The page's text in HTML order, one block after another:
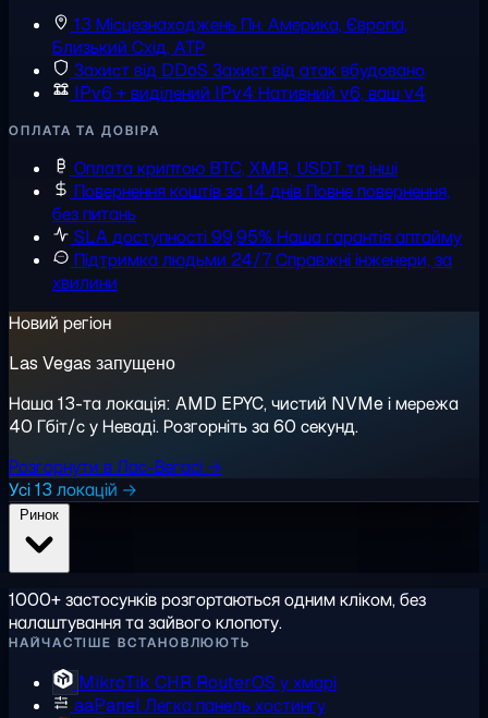
13 Місцезнаходжень Пн. Америка, Європа,
Близький Схід, АТР
Захист від DDoS Захист від атак вбудовано
IPv6 + виділений IPv4 Нативний v6, ваш v4
ОПЛАТА ТА ДОВІРА
Оплата криптою BTC, XMR, USDT та інші
Повернення коштів за 14 днів Повне повернення,
без питань
SLA доступності 99,95% Наша гарантія аптайму
Підтримка людьми 24/7Справжні інженери, за
хвилини
Новий регіон
Las Vegas запущено
Наша 13-та локація: AMD EPYC, чистий NVMe і мережа
40 Гбіт/с у Неваді. Розгорніть за 60 секунд.
Розгорнути в Лас-Вегасі →
Усі 13 локацій →
1000+ застосунків розгортаються одним кліком, без
налаштування та зайвого клопоту.
НАЙЧАСТІШЕ ВСТАНОВЛЮЮТЬ
MikroTik CHR RouterOS у хмарі
aaPanelЛегка панель хостингу